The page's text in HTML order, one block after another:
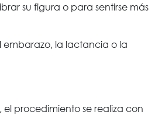
su figura o para sentirse más
embarazo, la lactancia o la
, el procedimiento se realiza con